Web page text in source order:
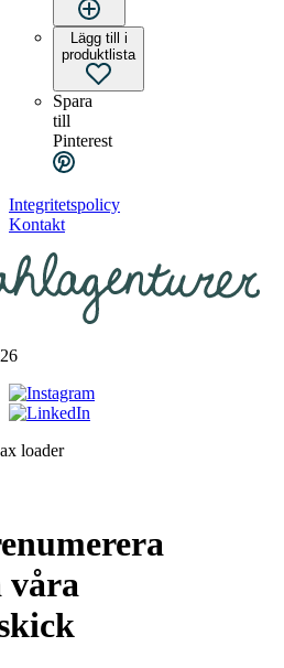
Lägg till i
produktlista
Spara
till
Pinterest
Integritetspolicy
Kontakt
våra